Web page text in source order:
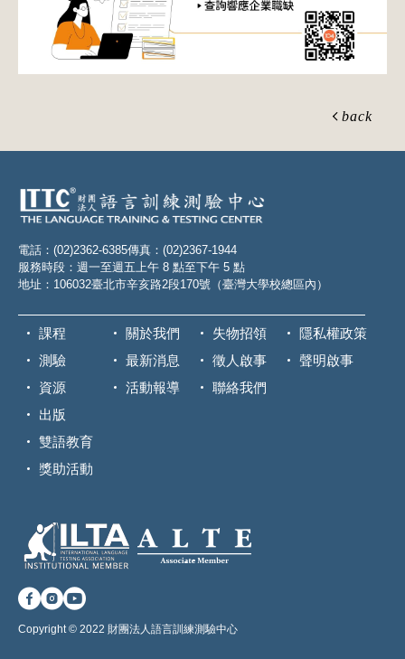
back
電話：(02)2362-6385傳真：(02)2367-1944
服務時段：週一至週五上午 8 點至下午 5 點
地址：106032臺北市辛亥路2段170號（臺灣大學校總區內）
課程
測驗
資源
出版
雙語教育
獎助活動
關於我們
最新消息
活動報導
失物招領
徵人啟事
聯絡我們
隱私權政策
聲明啟事
Copyright © 2022 財團法人語言訓練測驗中心